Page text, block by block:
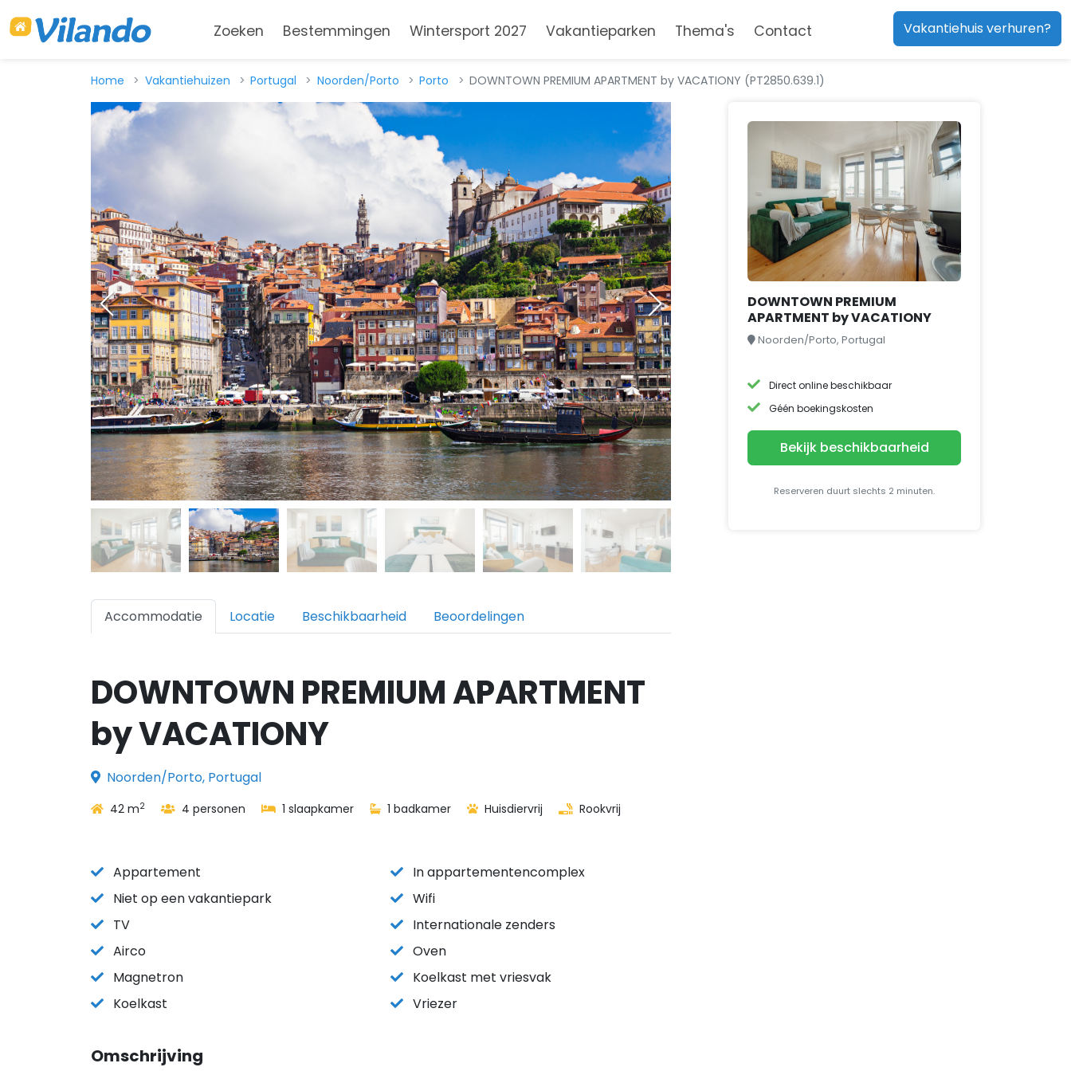
Zoeken Bestemmingen Wintersport 2027 Vakantieparken Thema's Contact Vakantiehuis verhuren?
Home Vakantiehuizen Portugal Noorden/Porto Porto DOWNTOWN PREMIUM APARTMENT by VACATIONY (PT2850.639.1)
Accommodatie Locatie Beschikbaarheid Beoordelingen
DOWNTOWN PREMIUM APARTMENT
by VACATIONY
Noorden/Porto, Portugal
42 m2 4 personen 1 slaapkamer 1 badkamer Huisdiervrij Rookvrij
Appartement
In appartementencomplex
Niet op een vakantiepark
Wifi
TV
Internationale zenders
Airco
Oven
Magnetron
Koelkast met vriesvak
Koelkast
Vriezer
Omschrijving
DOWNTOWN PREMIUM
APARTMENT by VACATIONY
Noorden/Porto, Portugal
Direct online beschikbaar
Géén boekingskosten
Bekijk beschikbaarheid
Reserveren duurt slechts 2 minuten.